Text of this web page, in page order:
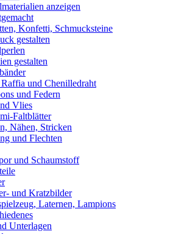
anzeigen
Konfetti, Schmucksteine
gestalten
gestalten
Raffia und Chenilledraht
und Federn
Vlies
Faltblätter
Nähen, Stricken
und Flechten
und Schaumstoff
und Kratzbilder
Laternen, Lampions
Unterlagen